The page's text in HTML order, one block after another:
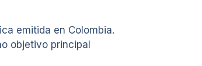
emitida en Colombia.
objetivo principal